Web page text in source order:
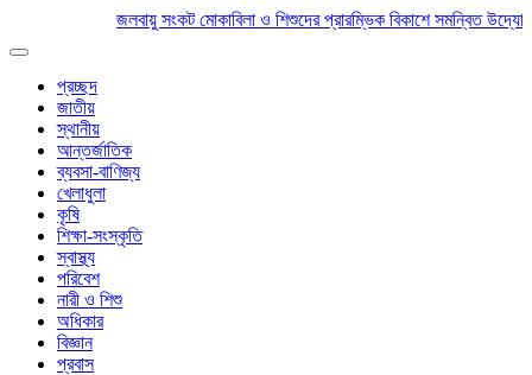
জলবায়ু সংকট মোকাবিলা ও শিশুদের প্রারম্ভিক বিকাশে সমন্বিত
Toggle
navigation
প্রচ্ছদ
জাতীয়
স্থানীয়
আন্তর্জাতিক
ব্যবসা-বাণিজ্য
খেলাধুলা
কৃষি
শিক্ষা-সংস্কৃতি
স্বাস্থ্য
পরিবেশ
নারী ও শিশু
অধিকার
বিজ্ঞান
প্রবাস